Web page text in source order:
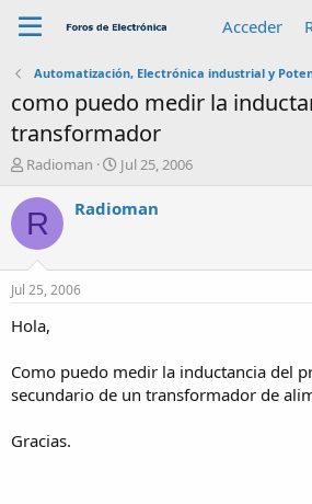
Acceder
Automatización, Electrónica industrial y
como puedo medir la
transformador
A
t
o
r
Radioman
F
c
i
o
Jul 25, 2006
R Radioman
Jul 25, 2006
Hola,
Como puedo medir la inductancia del
secundario de un transformador de
Gracias.